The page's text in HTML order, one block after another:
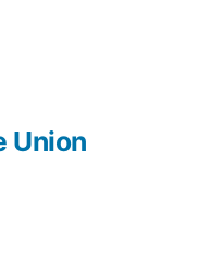
Union